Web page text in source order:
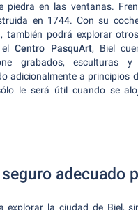
piedra en las ventanas.
en 1744. Con su
también podrá explorar
Centro PasquArt, Biel
grabados, esculturas y
adicionalmente a principios
le será útil cuando se
adecuado
explorar la ciudad de Biel,